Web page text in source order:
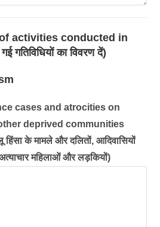
activities conducted in
गतिविधियों का विवरण दें)
cases and atrocities on
deprived communities
के मामले और दलितों, आदिवासियों
महिलाओं और लड़कियों)